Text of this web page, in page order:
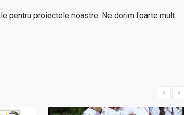
pentru proiectele noastre. Ne dorim foarte mult